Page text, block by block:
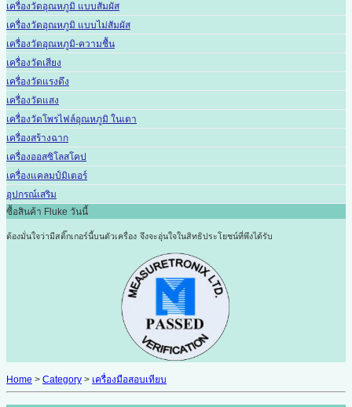
เครื่องวัดอุณหภูมิ แบบสัมผัส
เครื่องวัดอุณหภูมิ แบบไม่สัมผัส
เครื่องวัดอุณหภูมิ-ความชื้น
เครื่องวัดเสียง
เครื่องวัดแรงดึง
เครื่องวัดแสง
เครื่องวัดโพรไฟล์อุณหภูมิ ในเตา
เครื่องสร้างฉาก
เครื่องออสซิโลสโคป
เครื่องแคลมป์มิเตอร์
อุปกรณ์เสริม
ซื้อสินค้า Fluke วันนี้
ต้องมั่นใจว่ามีสติ๊กเกอร์นี้บนตัวเครื่อง จึงจะอุ่นใจในสิทธิประโยชน์ที่พึงได้รับ
Home > Category > เครื่องมือสอบเทียบ